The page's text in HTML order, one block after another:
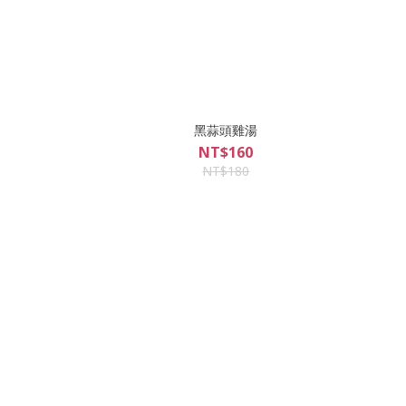
黑蒜頭雞湯
NT$160
NT$180